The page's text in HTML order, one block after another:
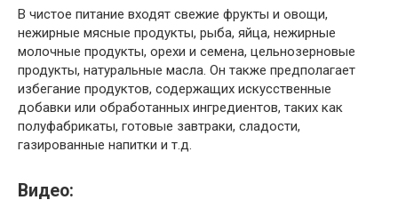
В чистое питание входят свежие фрукты и овощи,
нежирные мясные продукты, рыба, яйца, нежирные
молочные продукты, орехи и семена, цельнозерновые
продукты, натуральные масла. Он также предполагает
избегание продуктов, содержащих искусственные
добавки или обработанных ингредиентов, таких как
полуфабрикаты, готовые завтраки, сладости,
газированные напитки и т.д.
Видео: